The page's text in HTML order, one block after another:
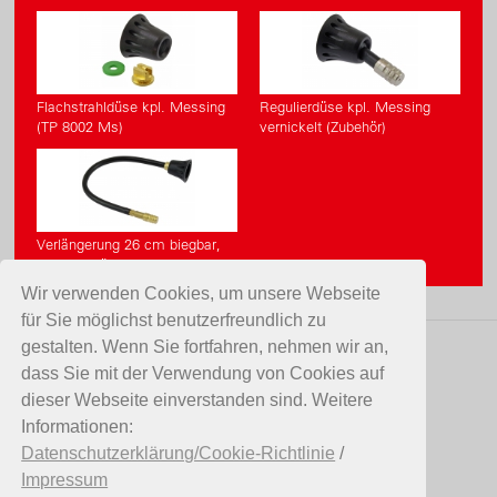
Wir verwenden Cookies, um unsere Webseite
für Sie möglichst benutzerfreundlich zu
gestalten. Wenn Sie fortfahren, nehmen wir an,
dass Sie mit der Verwendung von Cookies auf
dieser Webseite einverstanden sind. Weitere
Informationen:
Datenschutzerklärung/Cookie-Richtlinie /
Impressum
Flachstrahldüse kpl. Messing
(TP 8002 Ms)
Regulierdüse kpl. Messing
vernickelt (Zubehör)
Verlängerung 26 cm biegbar,
fix (Zubehör)
KONTAKT
Birchmeier Sprühtechnik AG
5608 Stetten
Schweiz